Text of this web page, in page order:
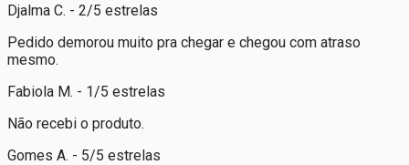
Djalma C. - 2/5 estrelas
Pedido demorou muito pra chegar e chegou com atraso
mesmo.
Fabiola M. - 1/5 estrelas
Não recebi o produto.
Gomes A. - 5/5 estrelas